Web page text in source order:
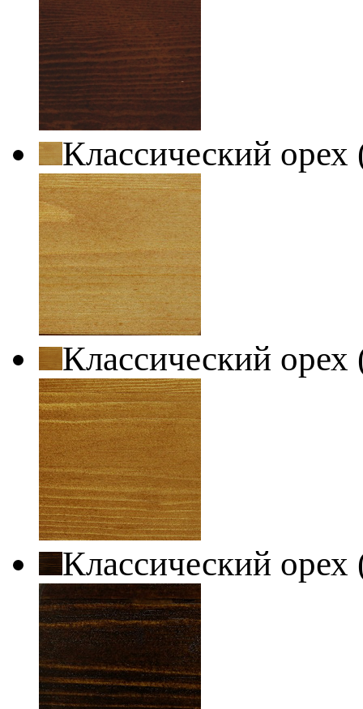
Классический
Классический
Классический